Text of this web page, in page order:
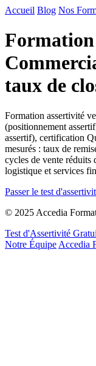
Accueil Blog Nos
taux de
Formation assertivité
(positionnement
assertif), certification
mesurés : taux de
cycles de vente réduits
logistique et services
Passer le test
© 2025 Accedia
Test d'Assertivité
Notre Équipe Accedia